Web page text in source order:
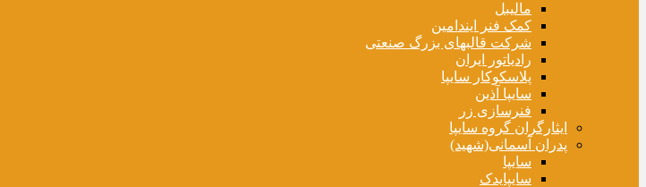
مالیبل
کمک فنر ایندامین
شرکت قالبهای بزرگ صنعتی
رادیاتور ایران
پلاسکوکار سایپا
سایپا آذین
فنرسازی زر
ایثارگران گروه سایپا
پدران آسمانی(شهید)
سایپا
سایپایدک